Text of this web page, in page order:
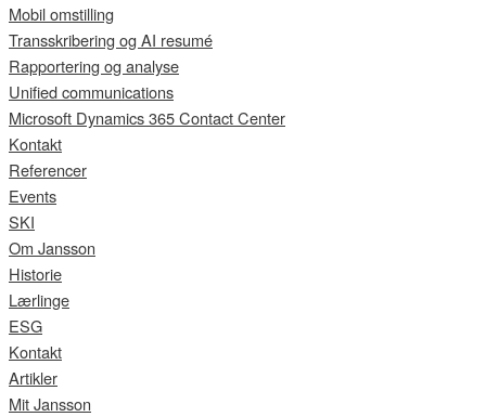
Mobil omstilling
Transskribering og AI resumé
Rapportering og analyse
Unified communications
Microsoft Dynamics 365 Contact Center
Kontakt
Referencer
Events
SKI
Om Jansson
Historie
Lærlinge
ESG
Kontakt
Artikler
Mit Jansson